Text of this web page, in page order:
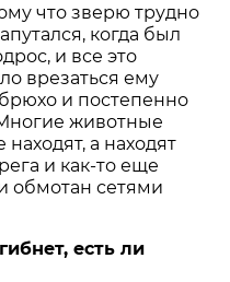
что зверю трудно
когда был
и все это
врезаться ему
и постепенно
животные
а находят
и как-то еще
обмотан сетями
есть ли